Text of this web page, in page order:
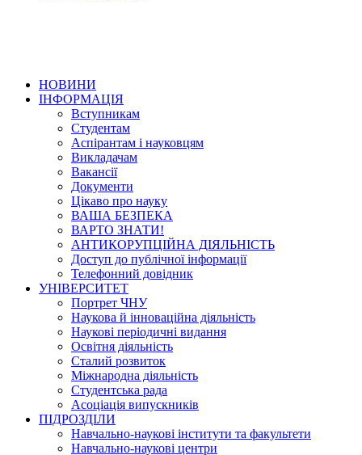
НОВИНИ
ІНФОРМАЦІЯ
Вступникам
Студентам
Аспірантам і науковцям
Викладачам
Вакансії
Документи
Цікаво про науку
ВАША БЕЗПЕКА
ВАРТО ЗНАТИ!
АНТИКОРУПЦІЙНА ДІЯЛЬНІСТЬ
Доступ до публічної інформації
Телефонний довідник
УНІВЕРСИТЕТ
Портрет ЧНУ
Наукова й інноваційна діяльність
Наукові періодичні видання
Освітня діяльність
Сталий розвиток
Міжнародна діяльність
Студентська рада
Асоціація випускників
ПІДРОЗДІЛИ
Навчально-наукові інститути та факультети
Навчально-наукові центри